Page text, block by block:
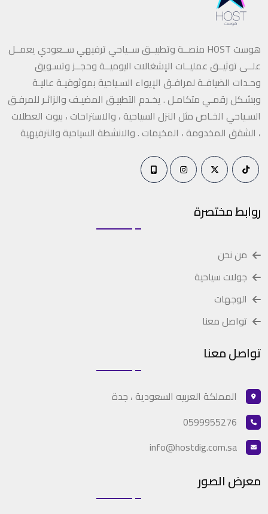
هوست HOST منصــة وتطبيــق ســياحي ترفيهي ســعودي يعمــل
علــى توثيــق عمليــات الإشغالات اليوميــة وحجــز وتسـويق
وحـدات الضيافـة لمرافـق الإيواء السـياحية بموثوقيـة عاليـة
وبشـكل رقمـي متكامـل . يخـدم التطبيـق المضيـف والزائـر للمرفـق
السـياحي الخـاص مثل النزل السياحية ، والاستراحات ، بيوت العطلات
، الشقق المخدومة ، المخيمات . والانشطة السياحية والترفيهية
روابط مختصرة
من نحن
جولات سياحية
الوجهات
تواصل معنا
تواصل معنا
المملكة العربيه السعودية ، جدة
0599955276
info@hostdig.com.sa
معرض الصور